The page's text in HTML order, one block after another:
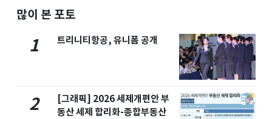
많이 본 포토
1 트리니티항공, 유니폼 공개
2
[그래픽] 2026 세제개편안 부
동산 세제 합리화-종합부동산